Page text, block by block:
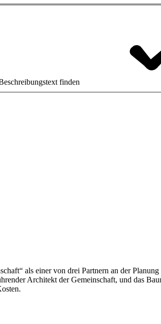
finden
als einer von drei Partnern an der
Architekt der Gemeinschaft, und das